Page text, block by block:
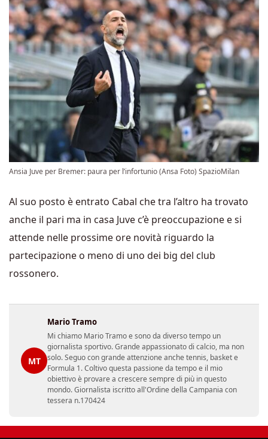
Ansia Juve per Bremer: paura per l’infortunio (Ansa Foto) SpazioMilan
Al suo posto è entrato Cabal che tra l’altro ha trovato
anche il pari ma in casa Juve c’è preoccupazione e si
attende nelle prossime ore novità riguardo la
partecipazione o meno di uno dei big del club
rossonero.
MT
Mario Tramo
Mi chiamo Mario Tramo e sono da diverso tempo un
giornalista sportivo. Grande appassionato di calcio, ma non
solo. Seguo con grande attenzione anche tennis, basket e
Formula 1. Coltivo questa passione da tempo e il mio
obiettivo è provare a crescere sempre di più in questo
mondo. Giornalista iscritto all'Ordine della Campania con
tessera n.170424